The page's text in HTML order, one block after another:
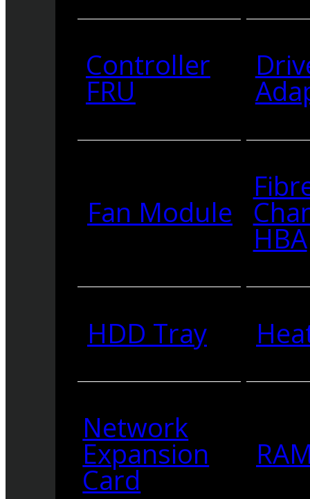
Controller
FRU
Fan Module
HBA
HDD Tray
Network
Expansion
Card